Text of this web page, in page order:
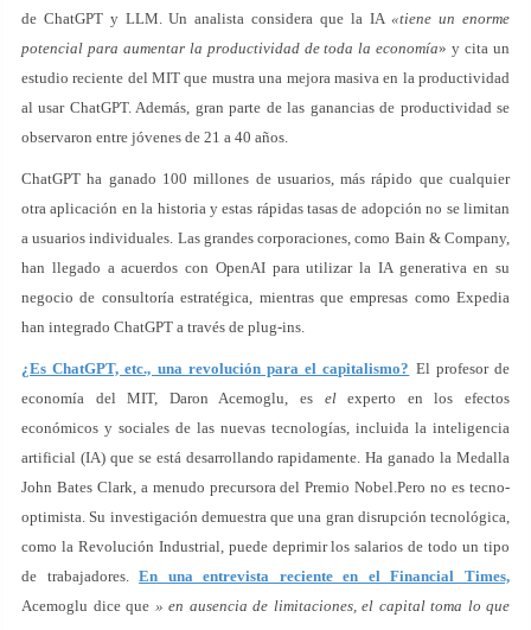
de ChatGPT y LLM. Un analista considera que la IA«tiene un enorme
potencial para aumentar la productividad de toda la economía» y cita un
estudio reciente del MIT que mustra una mejora masiva en la productividad
al usar ChatGPT. Además, gran parte de las ganancias de productividad se
observaron entre jóvenes de 21 a 40 años.
ChatGPT ha ganado 100 millones de usuarios, más rápido que cualquier
otra aplicación en la historia y estas rápidas tasas de adopción no se limitan
a usuarios individuales. Las grandes corporaciones, como Bain & Company,
han llegado a acuerdos con OpenAI para utilizar la IA generativa en su
negocio de consultoría estratégica, mientras que empresas como Expedia
han integrado ChatGPT a través de plug-ins.
¿Es ChatGPT, etc., una revolución para el capitalismo? El profesor de
economía del MIT, Daron Acemoglu, es elexperto en los efectos
económicos y sociales de las nuevas tecnologías, incluida la inteligencia
artificial (IA) que se está desarrollando rapidamente. Ha ganado la Medalla
John Bates Clark, a menudo precursora del Premio Nobel.Pero no es tecno-
optimista. Su investigación demuestra que una gran disrupción tecnológica,
como la Revolución Industrial, puede deprimir los salarios de todo un tipo
de trabajadores.En una entrevista reciente en el Financial Times,
Acemoglu dice que » en ausencia de limitaciones, el capital toma lo que